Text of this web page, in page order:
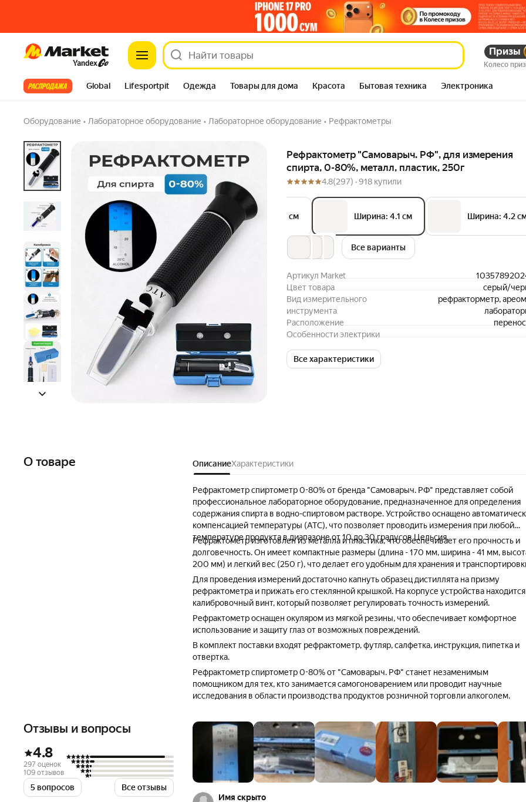
Market Призы
Колесо
Все хиты Global Lifesportpit Одежда Товары для дома Красота Бытовая техника Электроника
Оборудование • Лабораторное оборудование • Лабораторное оборудование • Рефрактометры
Рефрактометр "Самоварыч. РФ", для измерения
спирта, 0-80%, металл, пластик, 250г
4.8(297) ·918 купили
Ширина: 4 см Ширина: 4.1 см Ширина: 4.2
Все варианты
Артикул Market
Цвет товара
серый/
Вид измерительного
инструмента
рефракторметр,
Расположение
Особенности электрики
Все характеристики
Рефрактометр "Самоварыч. РФ", для измерения спирта, 0-80%,
металл, пластик, 250г
918 купили 5 вопросов
274 837сум
О товаре ОписаниеХарактеристики
Рефрактометр спиртометр 0-80% от бренда "Самоварыч. РФ" представляет собой
профессиональное лабораторное оборудование, предназначенное для определения
содержания спирта в водно-спиртовом растворе. Устройство оснащено
компенсацией температуры (ATC), что позволяет проводить измерения при любой
температуре продукта в диапазоне от 10 до 30 градусов Цельсия.
Рефрактометр изготовлен из металла и пластика, что обеспечивает его прочность и
долговечность. Он имеет компактные размеры (длина - 170 мм, ширина - 41 мм,
200 мм) и легкий вес (250 г), что делает его удобным для хранения и
Для проведения измерений достаточно капнуть образец дистиллята на призму
рефрактометра и прижать его стеклянной крышкой. На корпусе устройства находится
калибровочный винт, который позволяет регулировать точность измерений.
Рефрактометр оснащен окуляром из мягкой резины, что обеспечивает комфортное
использование и защиту глаз от возможных повреждений.
В комплект поставки входят рефрактометр, футляр, салфетка, инструкция, пипетка и
отвертка.
Рефрактометр спиртометр 0-80% от "Самоварыч. РФ" станет незаменимым
помощником для тех, кто занимается самогоноварением или проводит научные
исследования в области производства продуктов розничной торговли алкоголем.
Отзывы и вопросы
4.8
297 оценок
109 отзывов
5 вопросов
Все отзывы
Имя скрыто